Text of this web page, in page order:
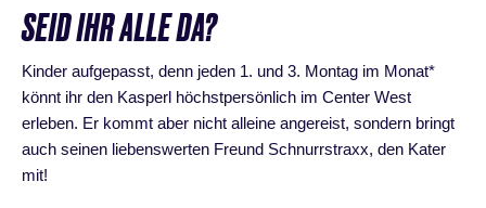
SEID IHR ALLE DA?
Kinder aufgepasst, denn jeden 1. und 3. Montag im Monat*
könnt ihr den Kasperl höchstpersönlich im Center West
erleben. Er kommt aber nicht alleine angereist, sondern bringt
auch seinen liebenswerten Freund Schnurrstraxx, den Kater
mit!